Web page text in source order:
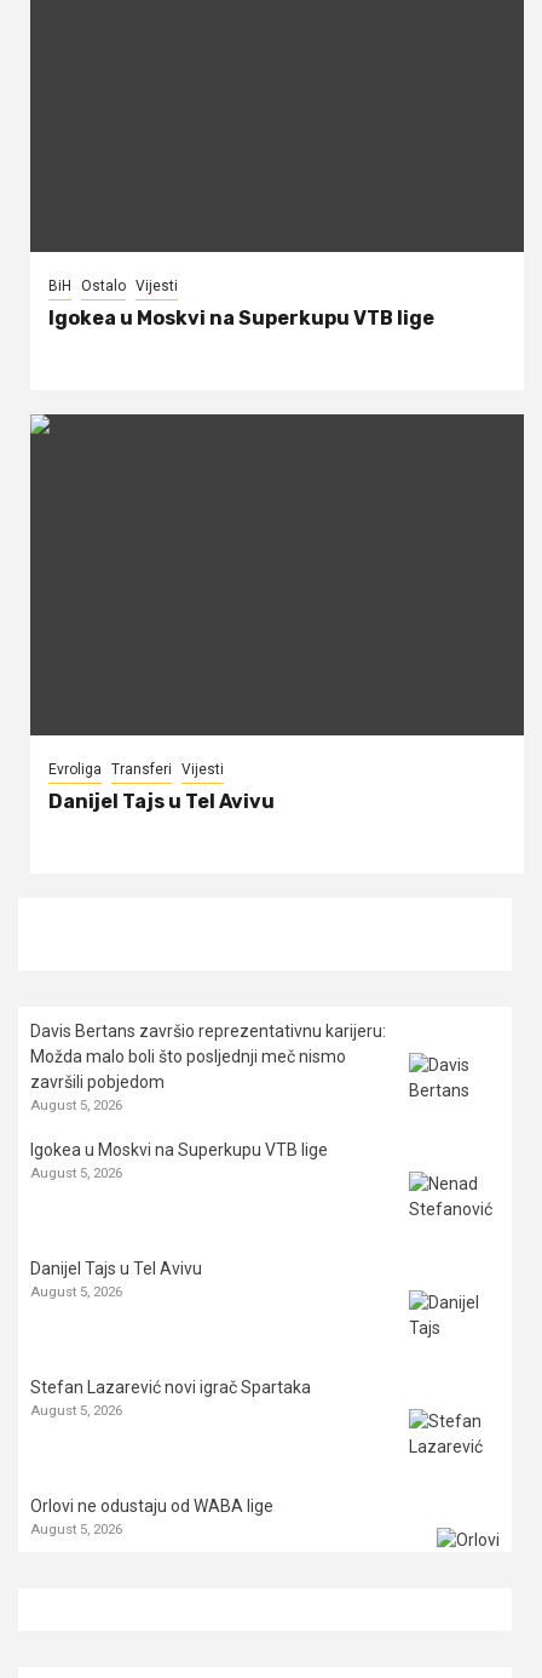
BiH Ostalo Vijesti
Igokea u Moskvi na Superkupu VTB lige
Evroliga Transferi Vijesti
Danijel Tajs u Tel Avivu
Davis Bertans završio reprezentativnu karijeru:
Možda malo boli što posljednji meč nismo
završili pobjedom
August 5, 2026
Igokea u Moskvi na Superkupu VTB lige
August 5, 2026
Danijel Tajs u Tel Avivu
August 5, 2026
Stefan Lazarević novi igrač Spartaka
August 5, 2026
Orlovi ne odustaju od WABA lige
August 5, 2026